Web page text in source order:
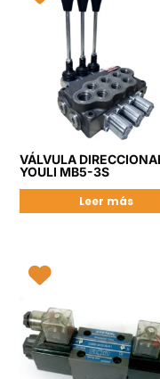
VÁLVULA
YOULI MB5-3S
Leer más